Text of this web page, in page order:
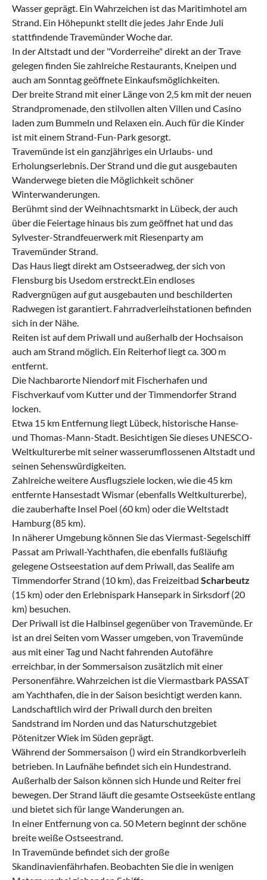
Wasser geprägt. Ein Wahrzeichen ist das Maritimhotel am
Strand. Ein Höhepunkt stellt die jedes Jahr Ende Juli
stattfindende Travemünder Woche dar.
In der Altstadt und der "Vorderreihe" direkt an der Trave
gelegen finden Sie zahlreiche Restaurants, Kneipen und
auch am Sonntag geöffnete Einkaufsmöglichkeiten.
Der breite Strand mit einer Länge von 2,5 km mit der neuen
Strandpromenade, den stilvollen alten Villen und Casino
laden zum Bummeln und Relaxen ein. Auch für die Kinder
ist mit einem Strand-Fun-Park gesorgt.
Travemünde ist ein ganzjähriges ein Urlaubs- und
Erholungserlebnis. Der Strand und die gut ausgebauten
Wanderwege bieten die Möglichkeit schöner
Winterwanderungen.
Berühmt sind der Weihnachtsmarkt in Lübeck, der auch
über die Feiertage hinaus bis zum geöffnet hat und das
Sylvester-Strandfeuerwerk mit Riesenparty am
Travemünder Strand.
Das Haus liegt direkt am Ostseeradweg, der sich von
Flensburg bis Usedom erstreckt.Ein endloses
Radvergnügen auf gut ausgebauten und beschilderten
Radwegen ist garantiert. Fahrradverleihstationen befinden
sich in der Nähe.
Reiten ist auf dem Priwall und außerhalb der Hochsaison
auch am Strand möglich. Ein Reiterhof liegt ca. 300 m
entfernt.
Die Nachbarorte Niendorf mit Fischerhafen und
Fischverkauf vom Kutter und der Timmendorfer Strand
locken.
Etwa 15 km Entfernung liegt Lübeck, historische Hanse-
und Thomas-Mann-Stadt. Besichtigen Sie dieses UNESCO-
Weltkulturerbe mit seiner wasserumflossenen Altstadt und
seinen Sehenswürdigkeiten.
Zahlreiche weitere Ausflugsziele locken, wie die 45 km
entfernte Hansestadt Wismar (ebenfalls Weltkulturerbe),
die zauberhafte Insel Poel (60 km) oder die Weltstadt
Hamburg (85 km).
In näherer Umgebung können Sie das Viermast-Segelschiff
Passat am Priwall-Yachthafen, die ebenfalls fußläufig
gelegene Ostseestation auf dem Priwall, das Sealife am
Timmendorfer Strand (10 km), das Freizeitbad Scharbeutz
(15 km) oder den Erlebnispark Hansepark in Sirksdorf (20
km) besuchen.
Der Priwall ist die Halbinsel gegenüber von Travemünde. Er
ist an drei Seiten vom Wasser umgeben, von Travemünde
aus mit einer Tag und Nacht fahrenden Autofähre
erreichbar, in der Sommersaison zusätzlich mit einer
Personenfähre. Wahrzeichen ist die Viermastbark PASSAT
am Yachthafen, die in der Saison besichtigt werden kann.
Landschaftlich wird der Priwall durch den breiten
Sandstrand im Norden und das Naturschutzgebiet
Pötenitzer Wiek im Süden geprägt.
Während der Sommersaison () wird ein Strandkorbverleih
betrieben. In Laufnähe befindet sich ein Hundestrand.
Außerhalb der Saison können sich Hunde und Reiter frei
bewegen. Der Strand läuft die gesamte Ostseeküste entlang
und bietet sich für lange Wanderungen an.
In einer Entfernung von ca. 50 Metern beginnt der schöne
breite weiße Ostseestrand.
In Travemünde befindet sich der große
Skandinavienfährhafen. Beobachten Sie die in wenigen